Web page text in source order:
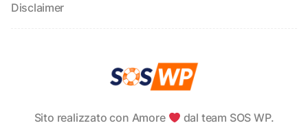
Disclaimer
Sito realizzato con Amore dal team SOS WP.